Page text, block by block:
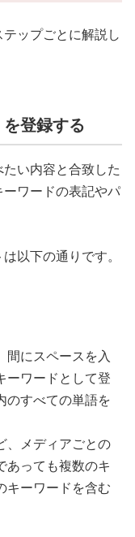
ップごとに解説し
登録する
たい内容と合致した
ワードの表記やパ
以下の通りです。
間にスペースを入
ーワードとして登
のすべての単語を
、メディアごとの
あっても複数のキ
キーワードを含む